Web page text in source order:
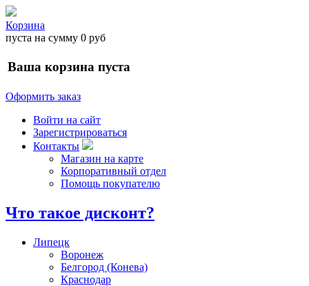
Корзина
пуста на сумму 0 руб
Ваша корзина пуста
Оформить заказ
Войти на сайт
Зарегистрироваться
Контакты
Магазин на карте
Корпоративный отдел
Помощь покупателю
Что такое дисконт?
Липецк
Воронеж
Белгород (Конева)
Краснодар